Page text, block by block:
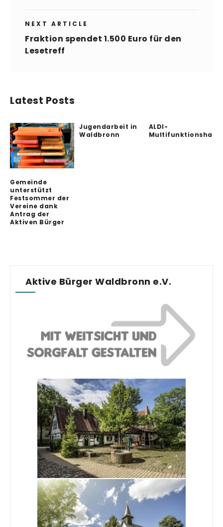
NEXT ARTICLE
Fraktion spendet 1.500 Euro für den
Lesetreff
Latest Posts
Gemeinde
unterstützt
Festsommer der
Vereine dank
Antrag der
Aktiven Bürger
Jugendarbeit in
Waldbronn
ALDI-
Multifunktionshalle
Aktive Bürger Waldbronn e.V.